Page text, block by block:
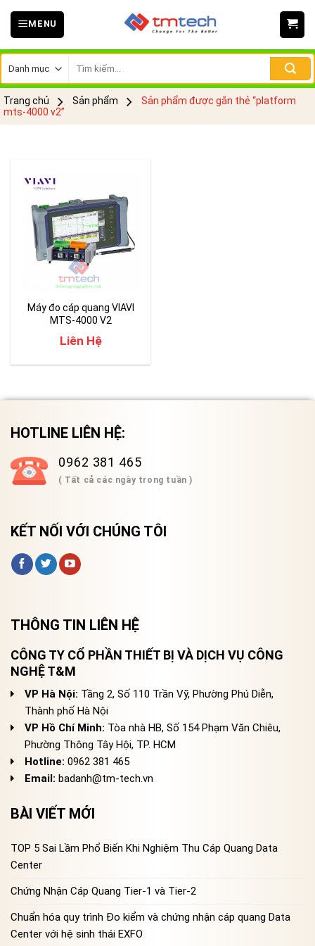
Skip
MENU
kiếm:
Trang chủ Sản phẩm
Sản phẩm được gắn thẻ “platform
mts-4000 v2”
Máy đo cáp quang VIAVI
MTS-4000 V2
Liên Hệ
HOTLINE LIÊN HỆ:
0962 381 465
( Tất cả các ngày trong tuần )
KẾT NỐI VỚI CHÚNG TÔI
THÔNG TIN LIÊN HỆ
CÔNG TY CỔ PHẦN THIẾT BỊ VÀ DỊCH VỤ CÔNG
NGHỆ T&M
VP Hà Nội: Tầng 2, Số 110 Trần Vỹ, Phường Phú Diễn,
Thành phố Hà Nội
VP Hồ Chí Minh: Tòa nhà HB, Số 154 Phạm Văn Chiêu,
Phường Thông Tây Hội, TP. HCM
Hotline: 0962 381 465
Email: badanh@tm-tech.vn
BÀI VIẾT MỚI
TOP 5 Sai Lầm Phổ Biến Khi Nghiệm Thu Cáp Quang Data
Center
Chứng Nhận Cáp Quang Tier-1 và Tier-2
Chuẩn hóa quy trình Đo kiểm và chứng nhận cáp quang Data
Center với hệ sinh thái EXFO